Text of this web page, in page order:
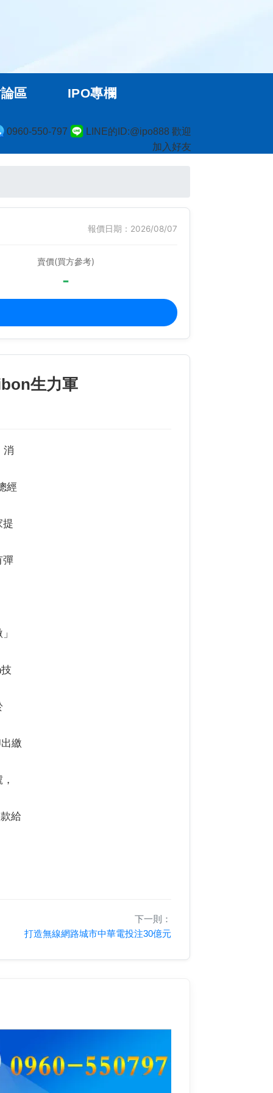
0960-550-797
LINE的ID:@ipo888 歡迎
加入好友
區 IPO專欄
報價日期：2026/08/07
賣價(買方參考)
-
生力軍
消
經
提
彈
繳
給
下一則：
打造無線網路城市中華電投注30億元